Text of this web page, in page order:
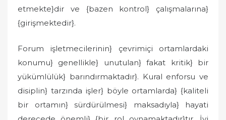
etmekte}dir ve {bazen kontrol} çalışmalarına}
{girişmektedir}.
Forum işletmecilerinin} çevrimiçi ortamlardaki
konumu} genellikle} unutulan} fakat kritik} bir
yükümlülük} barındırmaktadır}. Kural enforsu ve
disiplin} tarzında işler} böyle ortamlarda} {kaliteli
bir ortamın} sürdürülmesi} maksadıyla} hayati